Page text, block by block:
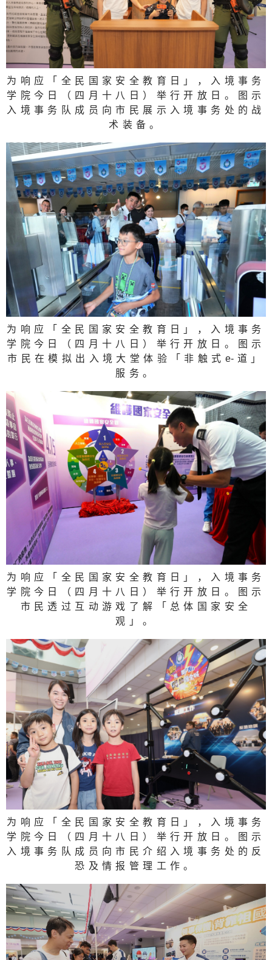
为响应「全民国家安全教育日」，入境事务
学院今日（四月十八日）举行开放日。图示
入境事务队成员向市民展示入境事务处的战
术装备。
为响应「全民国家安全教育日」，入境事务
学院今日（四月十八日）举行开放日。图示
市民在模拟出入境大堂体验「非触式 e-道」
服务。
为响应「全民国家安全教育日」，入境事务
学院今日（四月十八日）举行开放日。图示
市民透过互动游戏了解「总体国家安全
观」。
为响应「全民国家安全教育日」，入境事务
学院今日（四月十八日）举行开放日。图示
入境事务队成员向市民介绍入境事务处的反
恐及情报管理工作。